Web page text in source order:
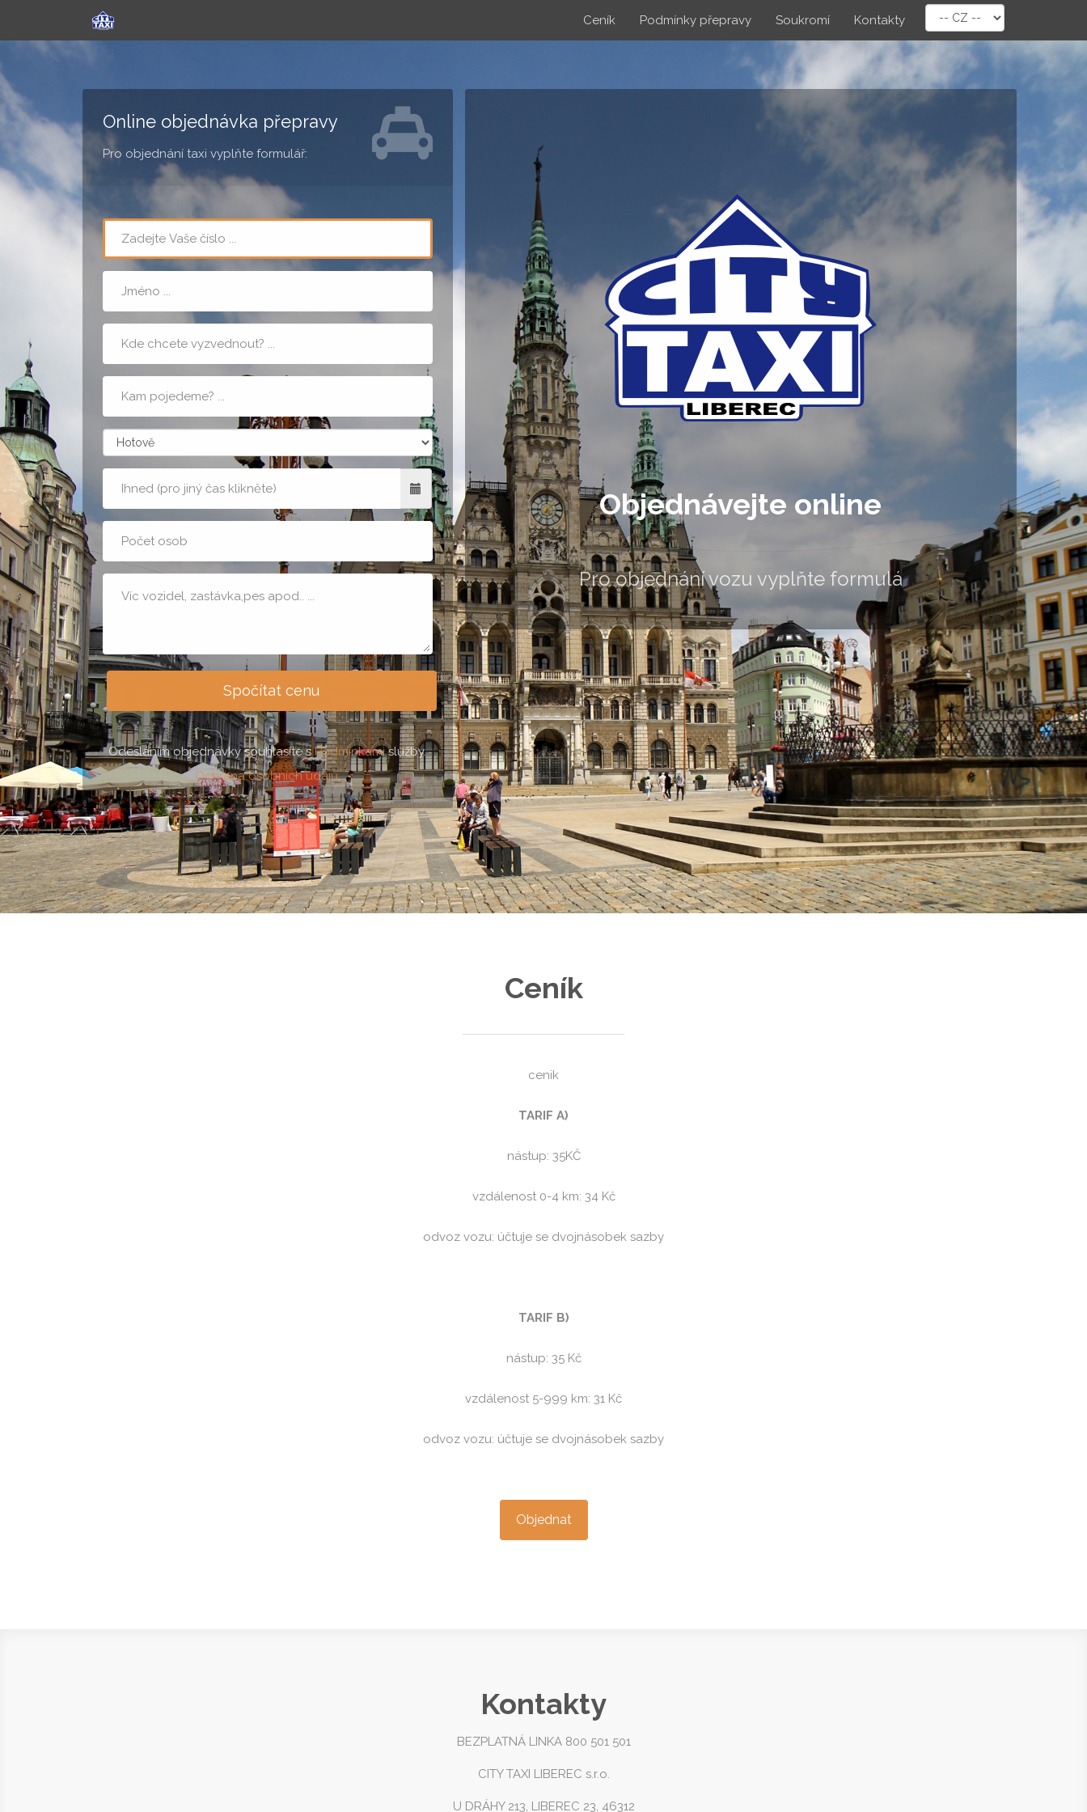
Ceník Podmínky přepravy Soukromí Kontakty
Online objednávka přepravy
Pro objednání taxi vyplňte formulář:
nástupu
adresa
zpusobPlatby
osob
Spočítat cenu
Odesláním objednávky souhlasíte sPodmínkamislužby.
Ochrana osobních údajů.
Objednávejte online
Pro objednání vozu vyplňte formulář.
Povinné údaje jso
Ceník
cenik
TARIF A)
nástup: 35KČ
vzdálenost 0-4 km: 34 Kč
odvoz vozu: účtuje se dvojnásobek sazby
TARIF B)
nástup: 35 Kč
vzdálenost 5-999 km: 31 Kč
odvoz vozu: účtuje se dvojnásobek sazby
Objednat
Kontakty
BEZPLATNÁ LINKA 800 501 501
CITY TAXI LIBEREC s.r.o.
U DRÁHY 213, LIBEREC 23, 46312